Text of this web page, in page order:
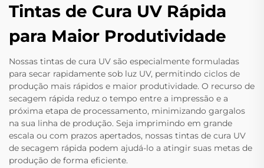
Tintas de Cura UV Rápida
para Maior Produtividade
Nossas tintas de cura UV são especialmente formuladas
para secar rapidamente sob luz UV, permitindo ciclos de
produção mais rápidos e maior produtividade. O recurso de
secagem rápida reduz o tempo entre a impressão e a
próxima etapa de processamento, minimizando gargalos
na sua linha de produção. Seja imprimindo em grande
escala ou com prazos apertados, nossas tintas de cura UV
de secagem rápida podem ajudá-lo a atingir suas metas de
produção de forma eficiente.